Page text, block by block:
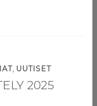
, UUTISET
2025